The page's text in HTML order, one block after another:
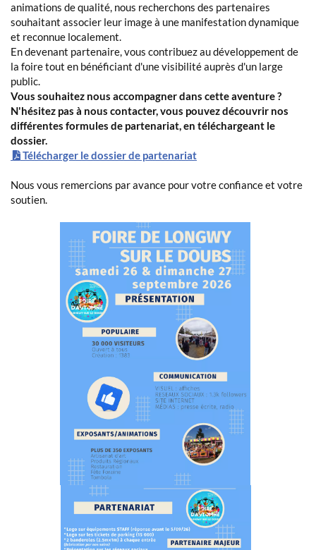
animations de qualité, nous recherchons des partenaires
souhaitant associer leur image à une manifestation dynamique
et reconnue localement.
En devenant partenaire, vous contribuez au développement de
la foire tout en bénéficiant d'une visibilité auprès d'un large
public.
Vous souhaitez nous accompagner dans cette aventure ?
N'hésitez pas à nous contacter, vous pouvez découvrir nos
différentes formules de partenariat, en téléchargeant le
dossier.
Télécharger le dossier de partenariat
Nous vous remercions par avance pour votre confiance et votre
soutien.